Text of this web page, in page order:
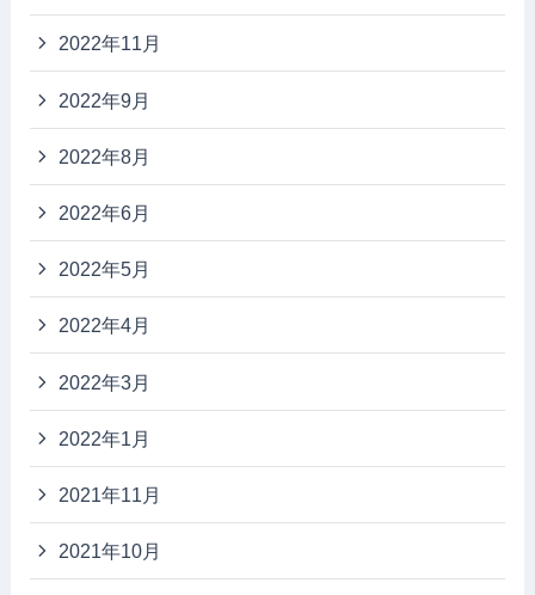
2022年11月
2022年9月
2022年8月
2022年6月
2022年5月
2022年4月
2022年3月
2022年1月
2021年11月
2021年10月